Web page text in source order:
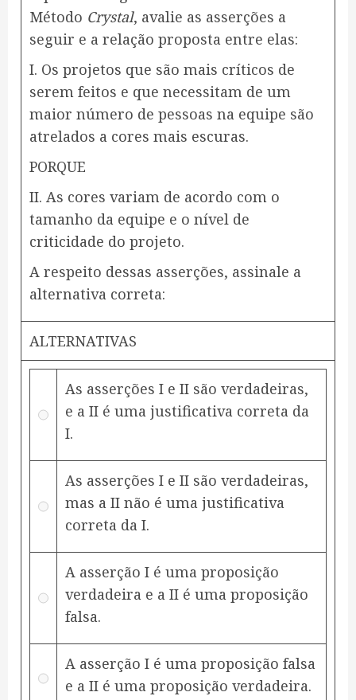
Método Crystal, avalie as asserções a
seguir e a relação proposta entre elas:
I. Os projetos que são mais críticos de
serem feitos e que necessitam de um
maior número de pessoas na equipe são
atrelados a cores mais escuras.
PORQUE
II. As cores variam de acordo com o
tamanho da equipe e o nível de
criticidade do projeto.
A respeito dessas asserções, assinale a
alternativa correta:
ALTERNATIVAS
As asserções I e II são verdadeiras,
e a II é uma justificativa correta da
I.
As asserções I e II são verdadeiras,
mas a II não é uma justificativa
correta da I.
A asserção I é uma proposição
verdadeira e a II é uma proposição
falsa.
A asserção I é uma proposição falsa
e a II é uma proposição verdadeira.